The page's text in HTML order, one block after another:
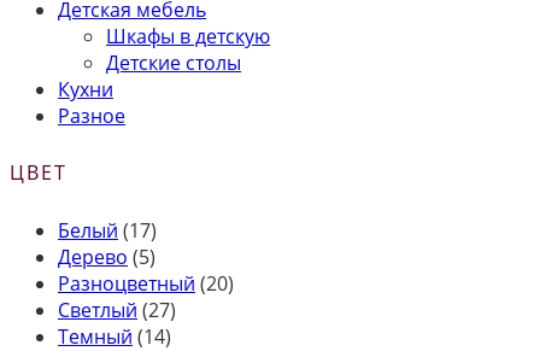
Детская мебель
Шкафы в детскую
Детские столы
Кухни
Разное
ЦВЕТ
Белый (17)
Дерево (5)
Разноцветный (20)
Светлый (27)
Темный (14)